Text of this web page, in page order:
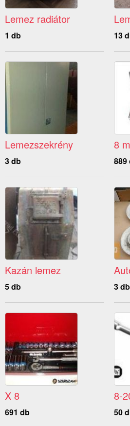
Lemez radiátor
1 db 13
Lemezszekrény
3 db
8
889
Kazán lemez
5 db 3 db
X 8
691 db
8-
50